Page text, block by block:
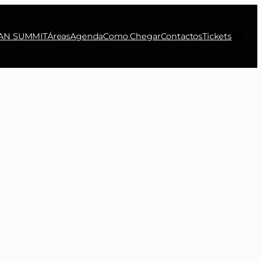
SUMMITÁreasAgendaComo ChegarContactosTickets